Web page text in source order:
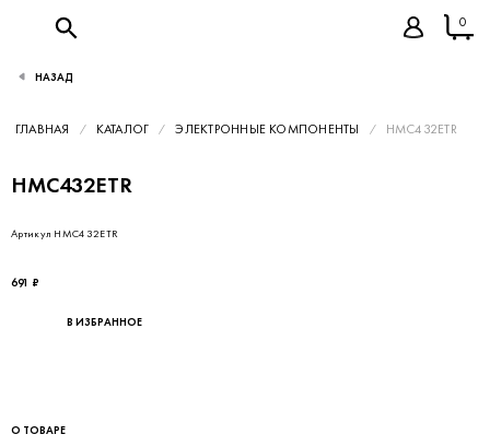
0
ГЛАВНАЯ КАТАЛОГ ЭЛЕКТРОННЫЕ КОМПОНЕНТЫ HMC432ETR
HMC432ETR
Артикул HMC432ETR
691 ₽
В ИЗБРАННОЕ
О ТОВАРЕ
НАЗАД